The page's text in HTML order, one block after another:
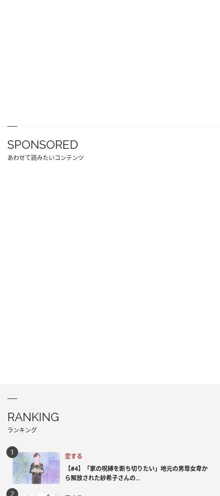
SPONSORED
あわせて読みたいコンテンツ
RANKING
ランキング
恋する
【#4】「家の呪縛を断ち切りたい」地元の男尊女卑か
ら解放された紗希子さんの...